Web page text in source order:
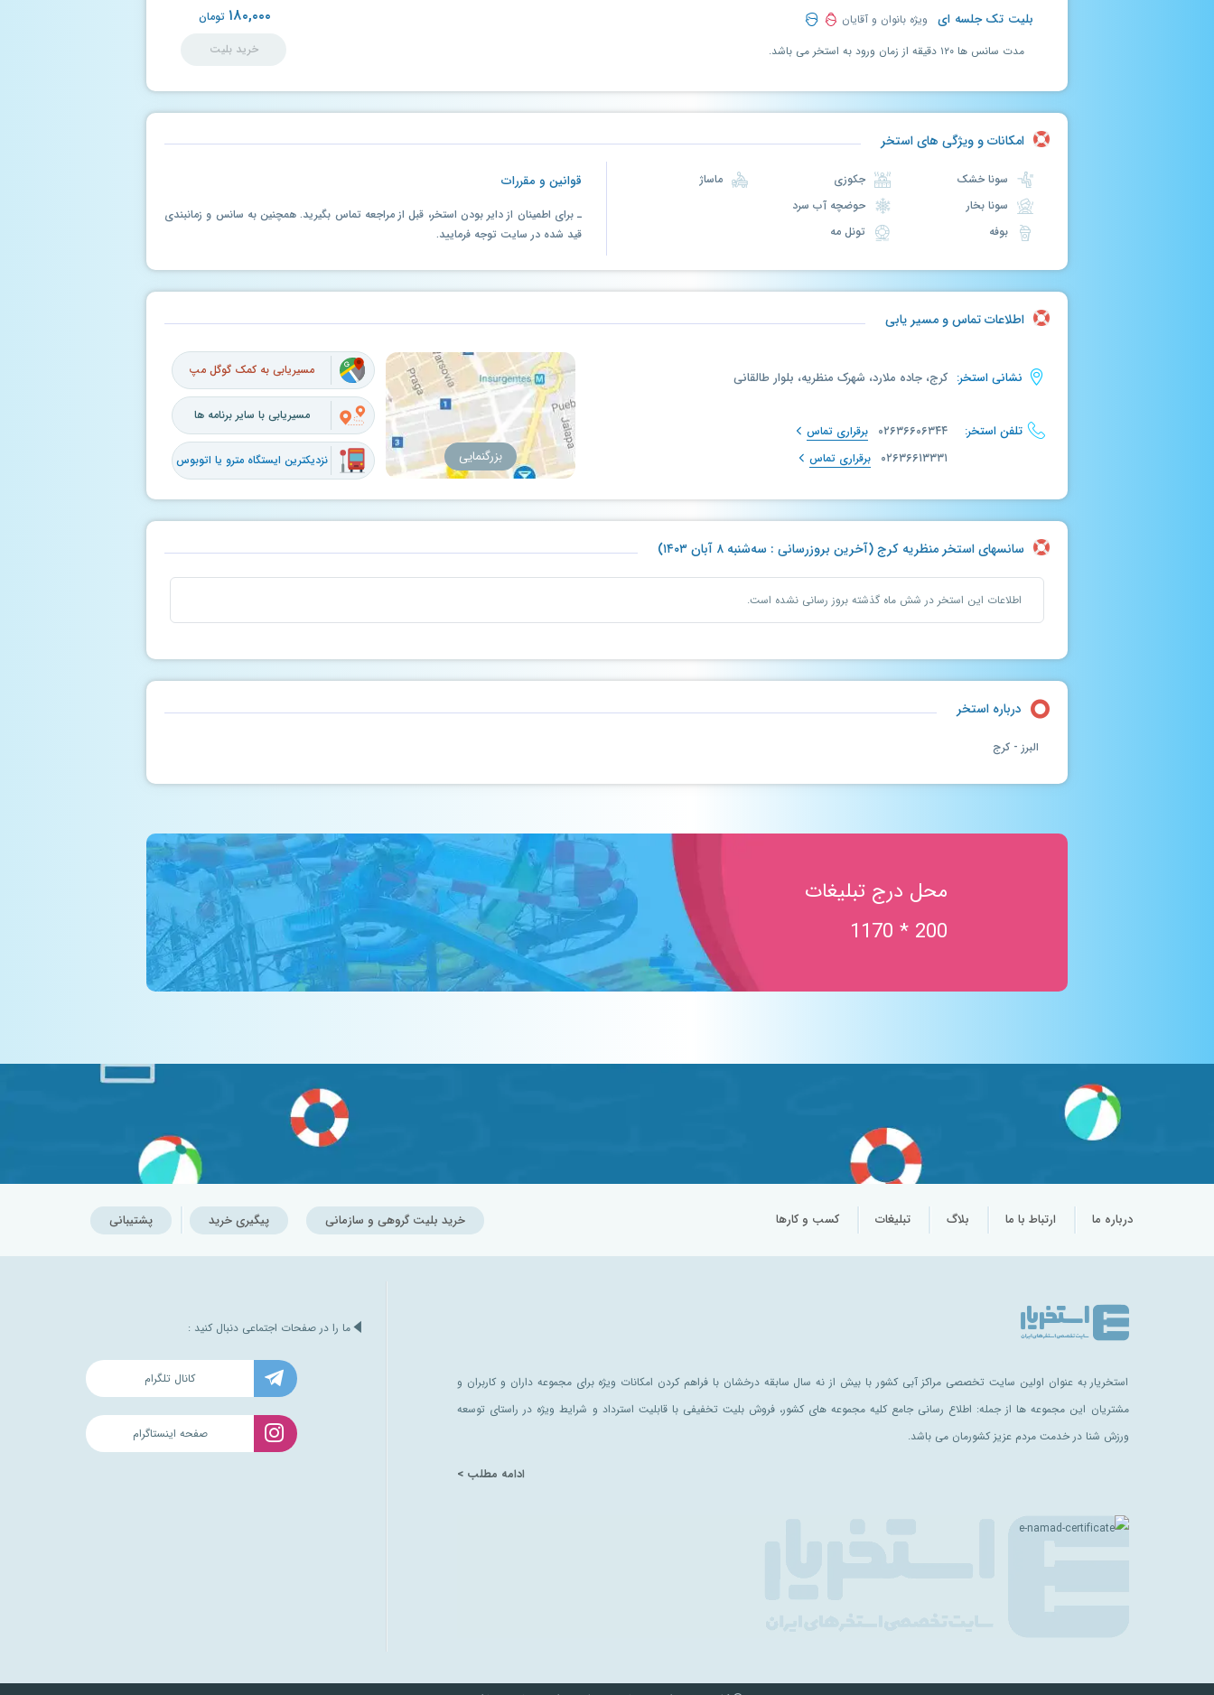
بلیت تک جلسه ای ویژه بانوان و آقایان ۱۸۰,۰۰۰ تومان
خرید بلیت
مدت سانس ها ۱۲۰ دقیقه از زمان ورود به استخر می باشد.
امکانات و ویژگی های استخر
قوانین و مقررات
ـ برای اطمینان از دایر بودن استخر، قبل از مراجعه تماس بگیرید. همچنین به سانس و زمانبندی
قید شده در سایت توجه فرمایید.
اطلاعات تماس و مسیر یابی
نشانی استخر: کرج، جاده ملارد، شهرک منظریه، بلوار طالقانی
تلفن استخر: ۰۲۶۳۶۶۰۶۳۴۴ برقراری تماس
۰۲۶۳۶۶۱۳۳۳۱ برقراری تماس بزرگنمایی
مسیریابی به کمک گوگل مپ
مسیریابی با سایر برنامه ها
نزدیکترین ایستگاه مترو یا اتوبوس
سانسهای استخر منظریه کرج (آخرین بروزرسانی : سه‌شنبه ۸ آبان ۱۴۰۳)
اطلاعات این استخر در شش ماه گذشته بروز رسانی نشده است.
درباره استخر
البرز - کرج
محل درج تبلیغات
200 * 1170
درباره ما ارتباط با ما بلاگ تبلیغات کسب و کارها خرید بلیت گروهی و سازمانی پیگیری خرید پشتیبانی
استخریار به عنوان اولین سایت تخصصی مراکز آبی کشور با بیش از نه سال سابقه درخشان با فراهم کردن امکانات ویژه برای مجموعه داران و کاربران و
مشتریان این مجموعه ها از جمله: اطلاع رسانی جامع کلیه مجموعه های کشور، فروش بلیت تخفیفی با قابلیت استرداد و شرایط ویژه در راستای توسعه
ورزش شنا در خدمت مردم عزیز کشورمان می باشد.
ادامه مطلب >
ما را در صفحات اجتماعی دنبال کنید :
کانال تلگرام
صفحه اینستاگرام